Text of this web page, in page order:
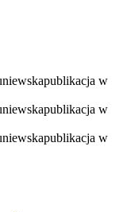
publikacja w
publikacja w
publikacja w